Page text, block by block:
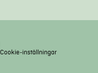
Cookie-inställningar